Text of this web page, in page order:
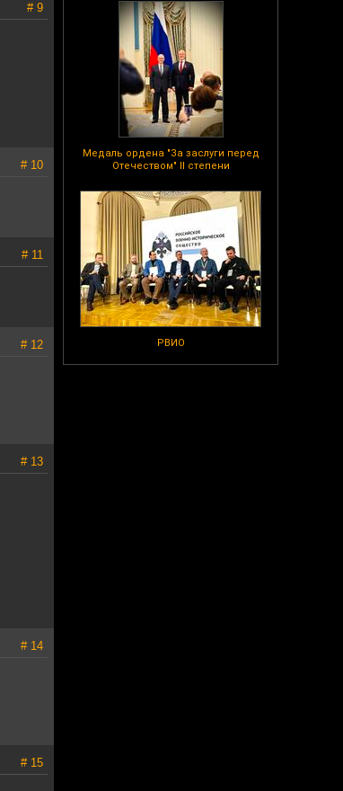
Медаль ордена "За заслуги перед
Отечеством" II степени
РВИО
# 9
# 10
# 11
# 12
# 13
# 14
# 15